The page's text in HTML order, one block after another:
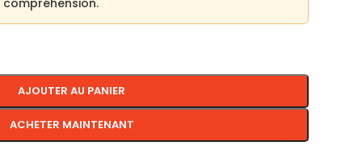
AJOUTER AU PANIER
ACHETER MAINTENANT